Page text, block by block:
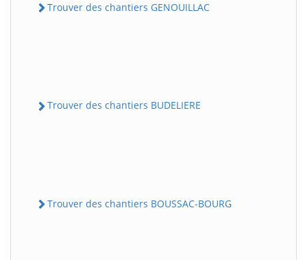
Trouver des chantiers GENOUILLAC
Trouver des chantiers BUDELIERE
Trouver des chantiers BOUSSAC-BOURG